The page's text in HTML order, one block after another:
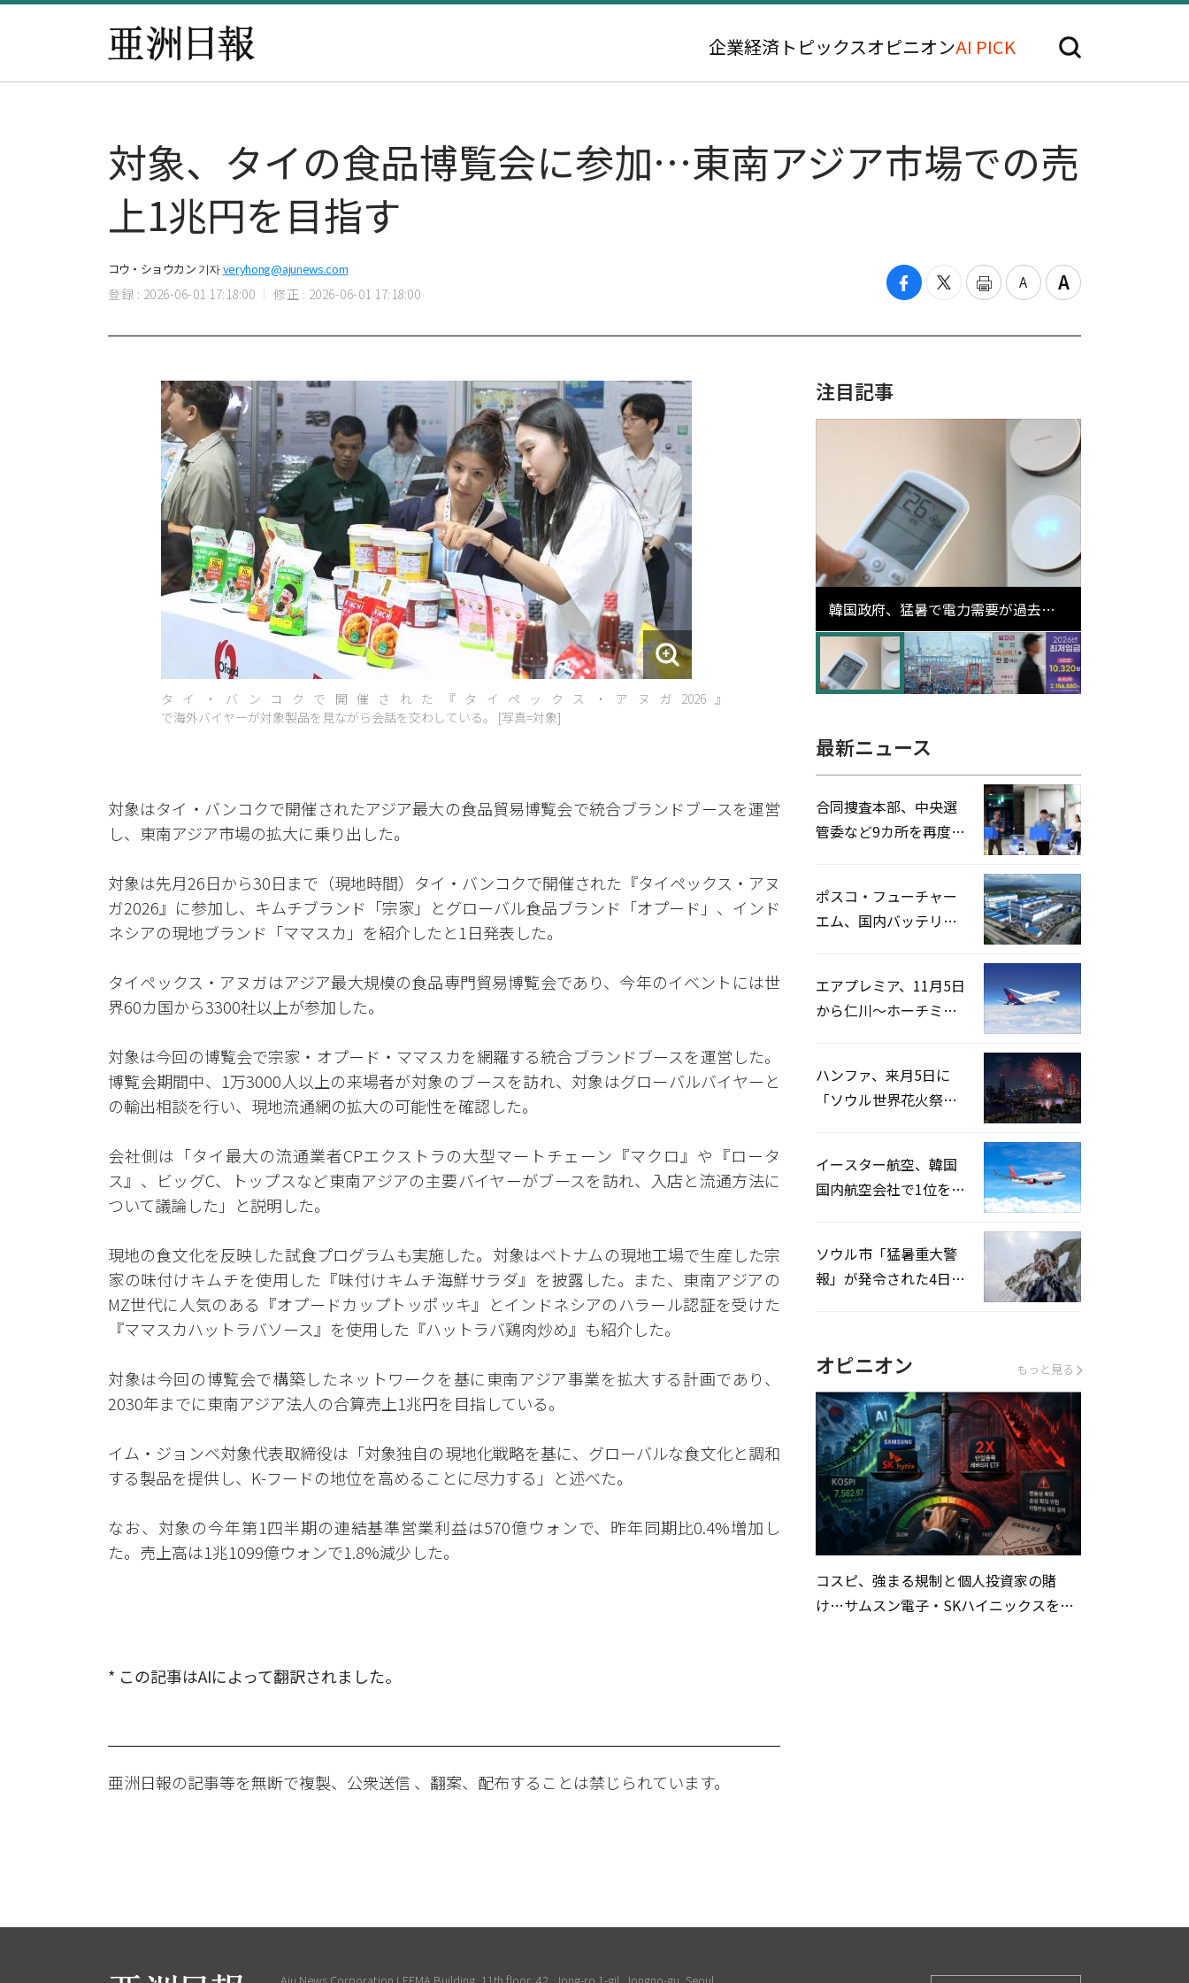
企業経済 トピックスオピニオンAI PICK
対象、タイの食品博覧会に参加…東南アジア市場での売
上1兆円を目指す
コウ・ショウカン 기자veryhong@ajunews.com
登録 : 2026-06-01 17:18:00 修正 : 2026-06-01 17:18:00
タイ・バンコクで開催された『タイペックス・アヌガ2026』
で海外バイヤーが対象製品を見ながら会話を交わしている。 [写真=対象]
対象はタイ・バンコクで開催されたアジア最大の食品貿易博覧会で統合ブランドブースを運営
し、東南アジア市場の拡大に乗り出した。
対象は先月26日から30日まで（現地時間）タイ・バンコクで開催された『タイペックス・アヌ
ガ2026』に参加し、キムチブランド「宗家」とグローバル食品ブランド「オプード」、インド
ネシアの現地ブランド「ママスカ」を紹介したと1日発表した。
タイペックス・アヌガはアジア最大規模の食品専門貿易博覧会であり、今年のイベントには世
界60カ国から3300社以上が参加した。
対象は今回の博覧会で宗家・オプード・ママスカを網羅する統合ブランドブースを運営した。
博覧会期間中、1万3000人以上の来場者が対象のブースを訪れ、対象はグローバルバイヤーと
の輸出相談を行い、現地流通網の拡大の可能性を確認した。
会社側は「タイ最大の流通業者CPエクストラの大型マートチェーン『マクロ』や『ロータ
ス』、ビッグC、トップスなど東南アジアの主要バイヤーがブースを訪れ、入店と流通方法に
ついて議論した」と説明した。
現地の食文化を反映した試食プログラムも実施した。対象はベトナムの現地工場で生産した宗
家の味付けキムチを使用した『味付けキムチ海鮮サラダ』を披露した。また、東南アジアの
MZ世代に人気のある『オプードカップトッポッキ』とインドネシアのハラール認証を受けた
『ママスカハットラバソース』を使用した『ハットラバ鶏肉炒め』も紹介した。
対象は今回の博覧会で構築したネットワークを基に東南アジア事業を拡大する計画であり、
2030年までに東南アジア法人の合算売上1兆円を目指している。
イム・ジョンベ対象代表取締役は「対象独自の現地化戦略を基に、グローバルな食文化と調和
する製品を提供し、K-フードの地位を高めることに尽力する」と述べた。
なお、対象の今年第1四半期の連結基準営業利益は570億ウォンで、昨年同期比0.4%増加し
た。売上高は1兆1099億ウォンで1.8%減少した。
* この記事はAIによって翻訳されました。
亜洲日報の記事等を無断で複製、公衆送信 、翻案、配布することは禁じられています。
注目記事
韓国政府、猛暑で電力需要が過去最
高更新の可能性に需給対応体制を点
検
最新ニュース
合同捜査本部、中央選
管委など9カ所を再度家
ポスコ・フューチャー
エム、国内バッテリー
エアプレミア、11月5日
から仁川〜ホーチミン
ハンファ、来月5日に
「ソウル世界花火祭り
イースター航空、韓国
国内航空会社で1位を記
ソウル市「猛暑重大警
報」が発令された4日、
オピニオン もっと見る
コスピ、強まる規制と個人投資家の賭
け…サムスン電子・SKハイニックスを巡